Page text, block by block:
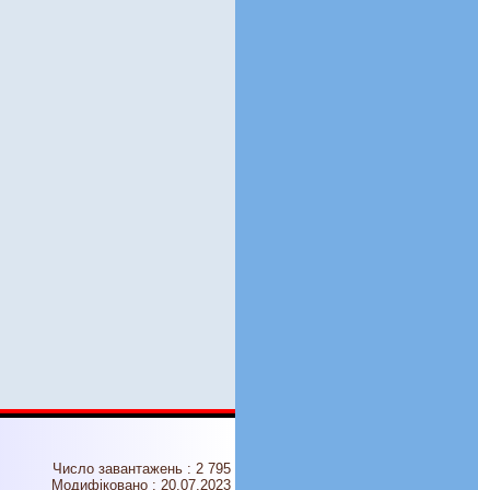
Число завантажень : 2 795
Модифіковано : 20.07.2023